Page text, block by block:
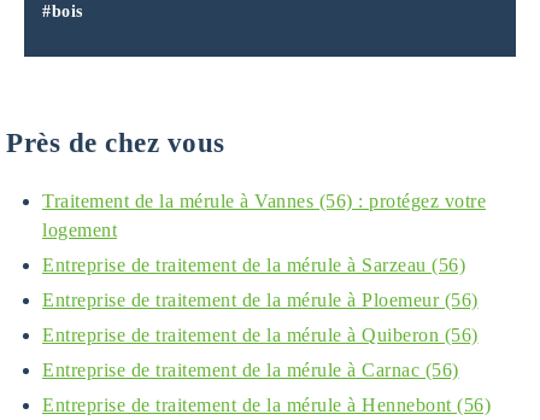
#bois
Près de chez vous
Traitement de la mérule à Vannes (56) : protégez votre
logement
Entreprise de traitement de la mérule à Sarzeau (56)
Entreprise de traitement de la mérule à Ploemeur (56)
Entreprise de traitement de la mérule à Quiberon (56)
Entreprise de traitement de la mérule à Carnac (56)
Entreprise de traitement de la mérule à Hennebont (56)